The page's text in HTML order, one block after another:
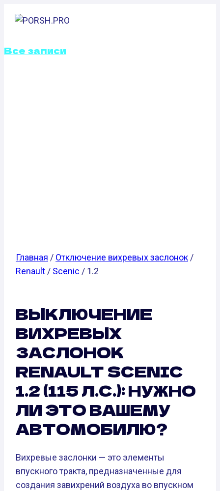
Все записи
Главная / Отключение вихревых заслонок /
Renault / Scenic / 1.2
ВЫКЛЮЧЕНИЕ
ВИХРЕВЫХ
ЗАСЛОНОК
RENAULT SCENIC
1.2 (115 Л.С.): НУЖНО
ЛИ ЭТО ВАШЕМУ
АВТОМОБИЛЮ?
Вихревые заслонки — это элементы
впускного тракта, предназначенные для
создания завихрений воздуха во впускном